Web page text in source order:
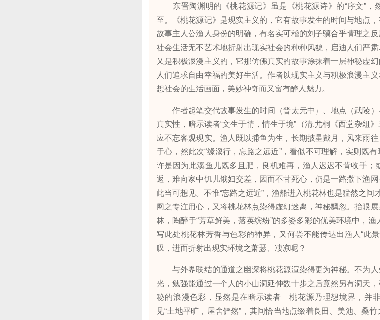
东晋陶渊明的《桃花源记》虽是《桃花源诗》的“序文”，
至。《桃花源记》是现实主义的，它有故事发生的时间与地点
故事主人公渔人身份的明确，有名实可稽的刘子骥合乎情理之
社会生活无不艺术地折射出现实社会的种种风貌，启迪人们严肃
又是积极浪漫主义的，它那仿佛真实的故事涂抹着一层神秘虚
人们追求自由幸福的美好生活。作者以现实主义与积极浪漫主
想社会的生活画面，美妙神奇而又富有醉人魅力。
作者起笔交代故事发生的时间（晋太元中）、地点（武陵）
真实性，暗示读者“文生于情，情生于境”（清.尤桐《西堂杂俎
应不忘客观现实。渔人既以捕鱼为生，长期披星戴月，风来雨
于心，然此次“缘溪行，忘路之远近”，看似不可理解，实则既
许是因为此溪鱼儿既多且肥，良机难再，渔人迟迟不肯收手；
返，难向家中饥儿饿妇交差，因而不甘死心，仍是一路撒下渔
此当可想见。不惟“忘路之远近”，渔船进入桃花林也是猛然之间
网之专注用心，又将桃花林点染得虚幻迷离，神秘飘忽。抬眼
林，陶醉于“芳草鲜美，落英缤纷”的多姿多彩的优美环境中，渔
写此处桃花林芳香与色彩的神异，又何尝不能传达出渔人“此
叹，进而折射出现实环境之萧瑟、凄凉呢？
与外界联结的通道之幽深将桃花源渲染得更为神秘。不为人
光，勉强能通过一个人的小山洞延伸数十步之后竟然另有洞天
秘的浪漫色彩，显然是在暗示读者：桃花源乃理想境界，并
见“土地平旷，屋舍俨然”，其间恰当地点缀着良田、美池、桑